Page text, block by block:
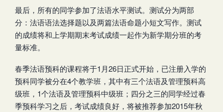
最后，所有的同学参加了法语水平测试。测试分为两部
分：法语语法选择题以及两篇法语命题小短文写作。测试
的成绩将和上学期期末考试成绩一起作为新学期分班的考
量标准。
春季法语预科的课程将于1月26日正式开始，已注册入学的
预科同学被分在4个教学班，其中有三个法语及管理预科高
级班，1个法语及管理预科中级班；四分之三的同学经过春
季预科学习之后，考试成绩良好，将被推荐参加2015年秋